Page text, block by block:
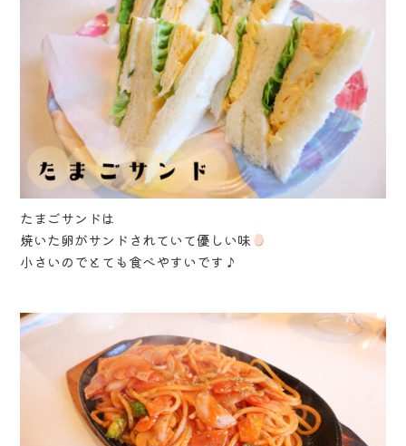
たまごサンドは
焼いた卵がサンドされていて優しい味
小さいのでとても食べやすいです♪